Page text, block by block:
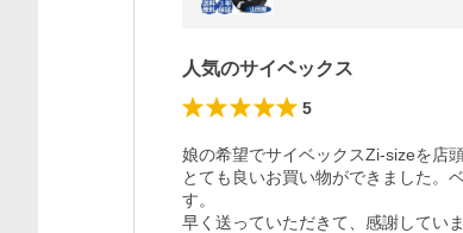
人気のサイベックス
5
娘の希望でサイベックスZi-sizeを店
とても良いお買い物ができました。
す。
早く送っていただきて、感謝してい